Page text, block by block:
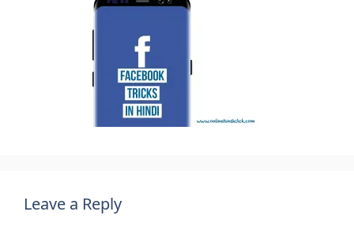
Leave a Reply